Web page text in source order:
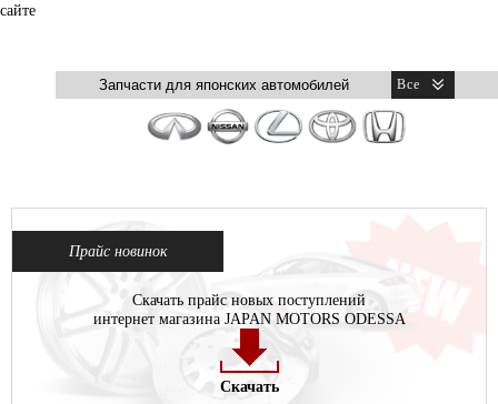
сайте
Прайс новинок
Скачать прайс новых поступлений
интернет магазина JAPAN MOTORS ODESSA
Скачать